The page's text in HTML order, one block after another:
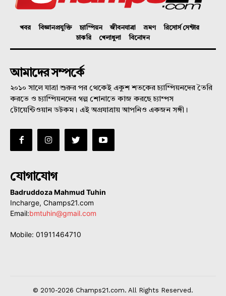
খবর বিজ্ঞানপ্রযুক্তি চ্যাম্পিয়ন জীবনযাত্রা ভ্রমণ
রিসোর্স সেন্টার
চাকরি
খেলাধুলা বিনোদন
আমাদের সম্পর্কে
২০১০ সালে যাত্রা শুরুর পর থেকেই একুশ শতকের চ্যাম্পিয়নদের তৈরি
করতে ও চ্যাম্পিয়নদের গল্প শোনাতে কাজ করছে চ্যাম্পস
টোয়েন্টিওয়ান ডটকম। এই অগ্রযাত্রায় আপনিও একজন সঙ্গী।
যোগাযোগ
Badruddoza Mahmud Tuhin
Incharge, Champs21.com
Email:bmtuhin@gmail.com
Mobile: 01911464710
© 2010-2026 Champs21.com. All Rights Reserved.